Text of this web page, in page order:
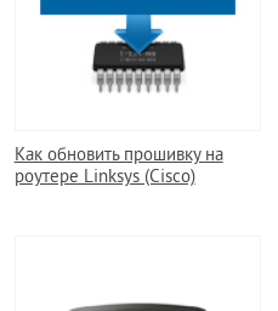
Как обновить прошивку на
роутере Linksys (Cisco)